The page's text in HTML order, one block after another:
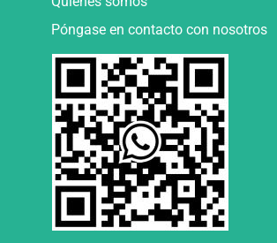
Póngase en contacto con nosotros